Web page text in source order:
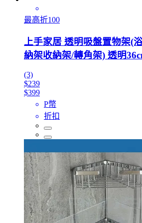
最高折100
上手家居 透明吸盤置物架(
納架收納架/轉角架) 透明
(3)
$239
$399
P幣
折扣